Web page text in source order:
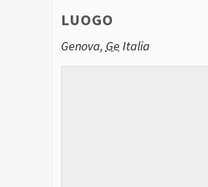
LUOGO
Genova, Ge Italia